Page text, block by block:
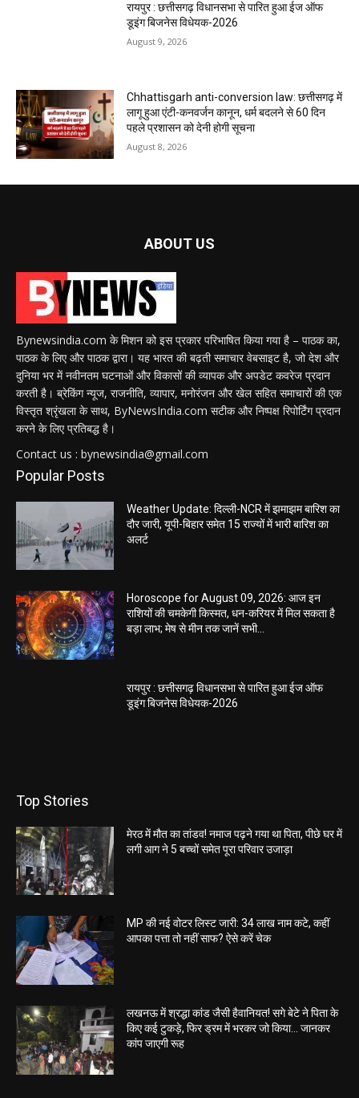
रायपुर : छत्तीसगढ़ विधानसभा से पारित हुआ ईज ऑफ
डूइंग बिजनेस विधेयक-2026
August 9, 2026
Chhattisgarh anti-conversion law: छत्तीसगढ़ में
लागू हुआ एंटी-कनवर्जन कानून, धर्म बदलने से 60 दिन
पहले प्रशासन को देनी होगी सूचना
August 8, 2026
ABOUT US
Bynewsindia.com के मिशन को इस प्रकार परिभाषित किया गया है – पाठक का,
पाठक के लिए और पाठक द्वारा। यह भारत की बढ़ती समाचार वेबसाइट है, जो देश और
दुनिया भर में नवीनतम घटनाओं और विकासों की व्यापक और अपडेट कवरेज प्रदान
करती है। ब्रेकिंग न्यूज, राजनीति, व्यापार, मनोरंजन और खेल सहित समाचारों की एक
विस्तृत श्रृंखला के साथ, ByNewsIndia.com सटीक और निष्पक्ष रिपोर्टिंग प्रदान
करने के लिए प्रतिबद्ध है।
Contact us : bynewsindia@gmail.com
Popular Posts
Weather Update: दिल्ली-NCR में झमाझम बारिश का
दौर जारी, यूपी-बिहार समेत 15 राज्यों में भारी बारिश का
अलर्ट
Horoscope for August 09, 2026: आज इन
राशियों की चमकेगी किस्मत, धन-करियर में मिल सकता है
बड़ा लाभ; मेष से मीन तक जानें सभी...
रायपुर : छत्तीसगढ़ विधानसभा से पारित हुआ ईज ऑफ
डूइंग बिजनेस विधेयक-2026
Top Stories
मेरठ में मौत का तांडव! नमाज पढ़ने गया था पिता, पीछे घर में
लगी आग ने 5 बच्चों समेत पूरा परिवार उजाड़ा
MP की नई वोटर लिस्ट जारी: 34 लाख नाम कटे, कहीं
आपका पत्ता तो नहीं साफ? ऐसे करें चेक
लखनऊ में श्रद्धा कांड जैसी हैवानियत! सगे बेटे ने पिता के
किए कई टुकड़े, फिर ड्रम में भरकर जो किया… जानकर
कांप जाएगी रूह